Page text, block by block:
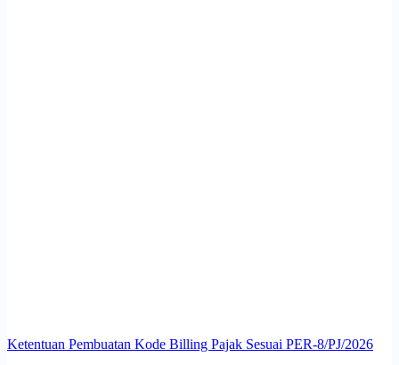
Ketentuan Pembuatan Kode Billing Pajak Sesuai PER-8/PJ/2026